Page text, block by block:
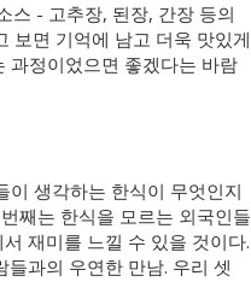
스 - 고추장, 된장, 간장 등의
보면 기억에 남고 더욱 맛있게
과정이었으면 좋겠다는 바람
이 생각하는 한식이 무엇인지
째는 한식을 모르는 외국인들
재미를 느낄 수 있을 것이다.
과의 우연한 만남. 우리 셋